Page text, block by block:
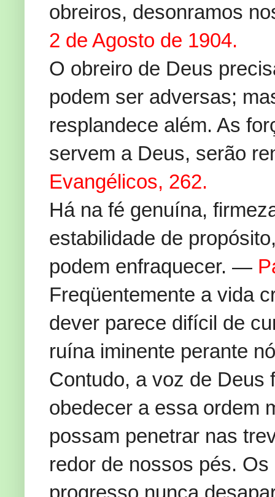
obreiros, desonramos
2 de Agosto de 1904.
O obreiro de Deus
podem ser adversas;
resplandece além. As
servem a Deus, serão
Evangélicos, 262.
Há na fé genuína,
estabilidade de
podem enfraquecer. —
Freqüentemente a vida
dever parece difícil de
ruína iminente perante
Contudo, a voz de Deus
obedecer a essa ordem
possam penetrar nas
redor de nossos pés.
progresso nunca